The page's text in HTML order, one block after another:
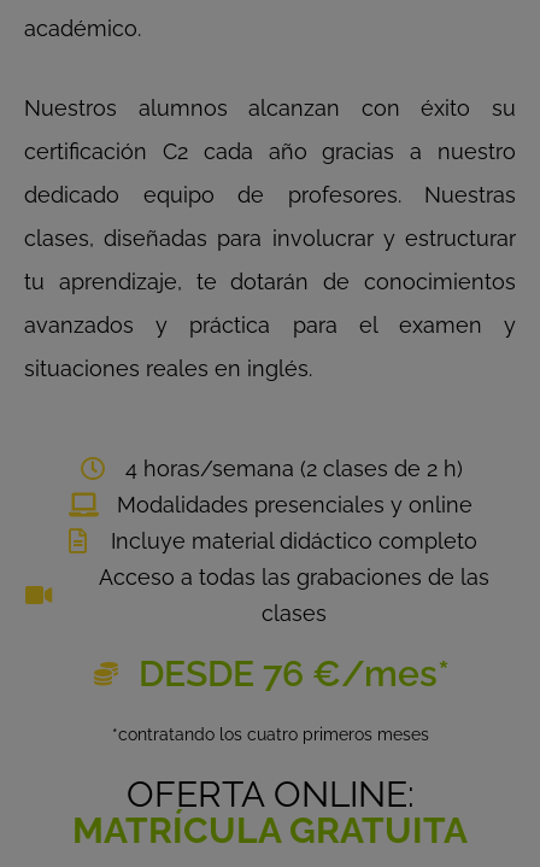
académico.
Nuestros alumnos alcanzan con éxito su
certificación C2 cada año gracias a nuestro
dedicado equipo de profesores. Nuestras
clases, diseñadas para involucrar y estructurar
tu aprendizaje, te dotarán de conocimientos
avanzados y práctica para el examen y
situaciones reales en inglés.
4 horas/semana (2 clases de 2 h)
Modalidades presenciales y online
Incluye material didáctico completo
Acceso a todas las grabaciones de las
clases
DESDE 76 €/mes*
*contratando los cuatro primeros meses
OFERTA ONLINE:
MATRÍCULA GRATUITA